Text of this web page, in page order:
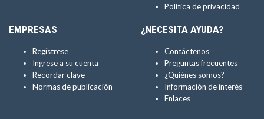
Política de privacidad
EMPRESAS
Regístrese
Ingrese a su cuenta
Recordar clave
Normas de publicación
¿NECESITA AYUDA?
Contáctenos
Preguntas frecuentes
¿Quiénes somos?
Información de interés
Enlaces